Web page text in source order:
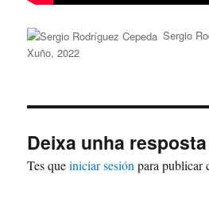
Autor
Sergio
Xuño, 2022
Deixa unha resposta
Tes queiniciar sesión para publicar